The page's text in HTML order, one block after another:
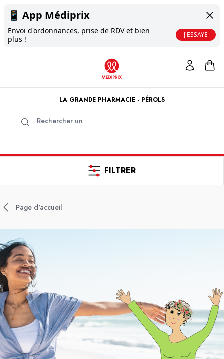
📱 App Médiprix
Envoi d'ordonnances, prise de RDV et bien
plus !
J'ESSAYE
LA GRANDE PHARMACIE - PÉROLS
FILTRER
Page d'accueil